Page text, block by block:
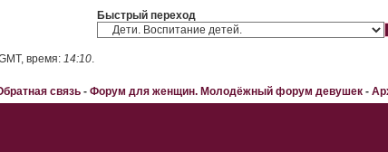
Быстрый переход
время: 14:10.
связь - Форум для женщин. Молодёжный форум девушек -